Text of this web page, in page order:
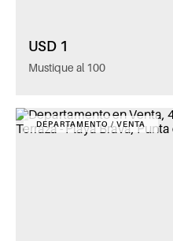
USD 1
Mustique al 100
DEPARTAMENTO / VENTA